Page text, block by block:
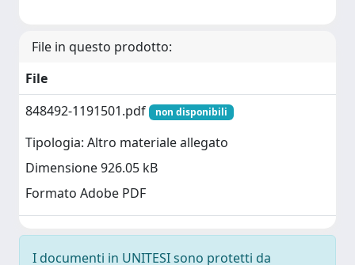
File in questo prodotto:
File
848492-1191501.pdf
non disponibili
Tipologia: Altro materiale allegato
Dimensione 926.05 kB
Formato Adobe PDF
I documenti in UNITESI sono protetti da